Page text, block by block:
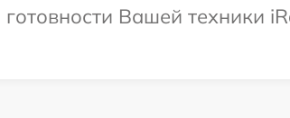
Вашей техники